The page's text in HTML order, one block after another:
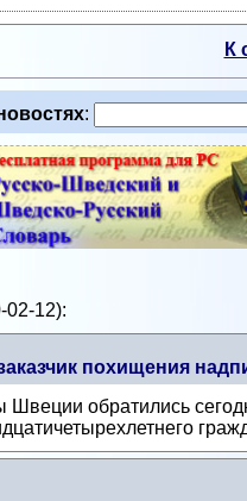
К
:
12):
похищения
обратились